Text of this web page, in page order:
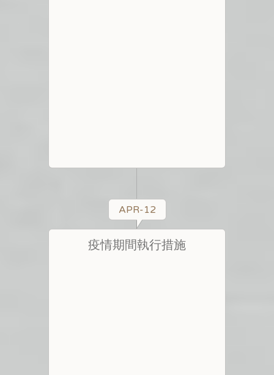
APR-12
疫情期間執行措施